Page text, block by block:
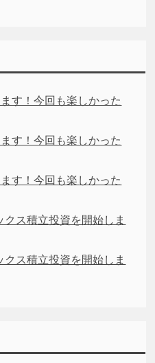
す！今回も楽しかった
す！今回も楽しかった
す！今回も楽しかった
ス積立投資を開始しま
ス積立投資を開始しま